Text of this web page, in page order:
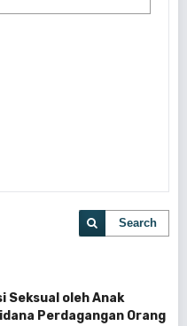
Search
Seksual oleh Anak
Perdagangan Orang